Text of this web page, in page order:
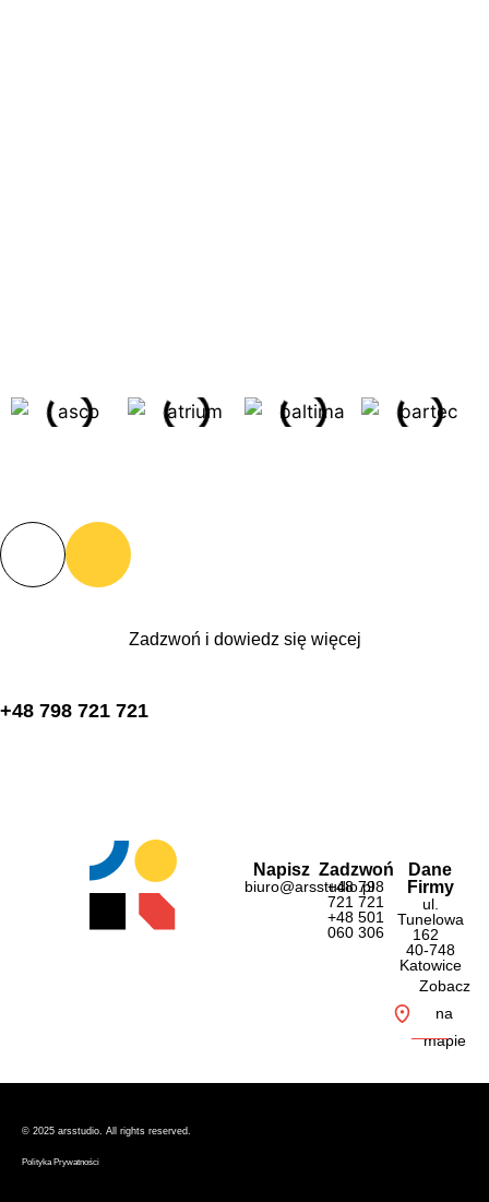
Zadzwoń i dowiedz się więcej
+48 798 721 721
Napisz
biuro@arsstudio.pl
Zadzwoń
+48 798
721 721
+48 501
060 306
Dane
Firmy
ul.
Tunelowa
162
40-748
Katowice
Zobacz
na
mapie
© 2025 arsstudio. All rights reserved.
Polityka Prywatności